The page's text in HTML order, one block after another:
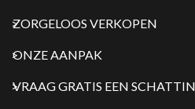
ZORGELOOS VERKOPEN
ONZE AANPAK
VRAAG GRATIS EEN